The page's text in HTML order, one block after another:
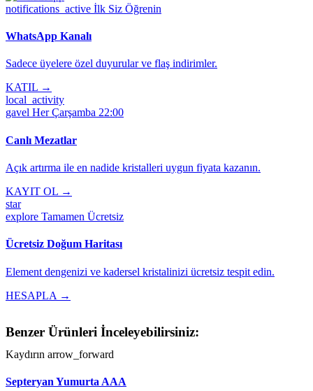
notifications_active İlk Siz Öğrenin
WhatsApp Kanalı
Sadece üyelere özel duyurular ve flaş indirimler.
KATIL →
local_activity
gavel Her Çarşamba 22:00
Canlı Mezatlar
Açık artırma ile en nadide kristalleri uygun fiyata kazanın.
KAYIT OL →
star
explore Tamamen Ücretsiz
Ücretsiz Doğum Haritası
Element dengenizi ve kadersel kristalinizi ücretsiz tespit edin.
HESAPLA →
Benzer Ürünleri İnceleyebilirsiniz:
Kaydırın arrow_forward
Septeryan Yumurta AAA